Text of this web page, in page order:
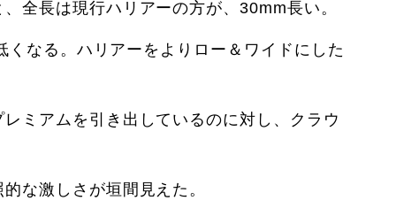
全長は現行ハリアーの方が、30mm長い。
なる。ハリアーをよりロー＆ワイドにした
ミアムを引き出しているのに対し、クラウ
な激しさが垣間見えた。